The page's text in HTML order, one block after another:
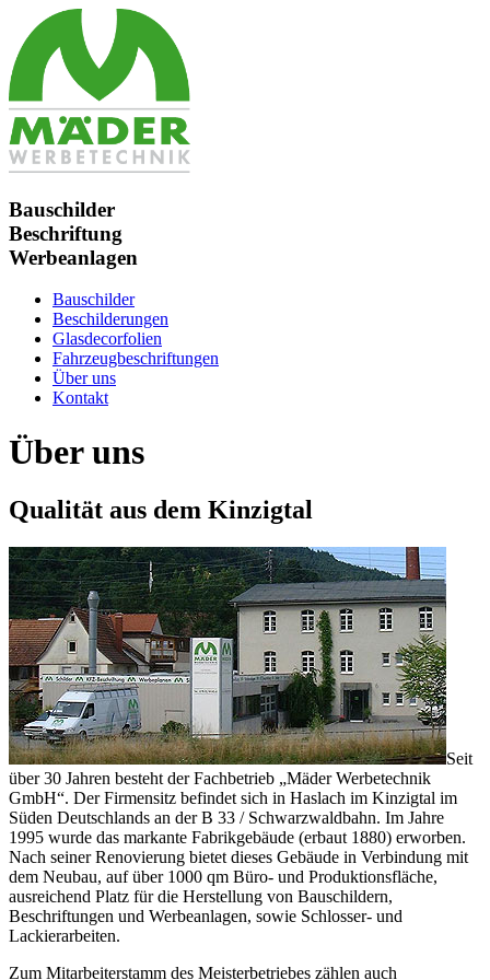
Bauschilder
Beschriftung
Werbeanlagen
Bauschilder
Beschilderungen
Glasdecorfolien
Fahrzeugbeschriftungen
Über uns
Kontakt
Über uns
Qualität aus dem Kinzigtal
Seit
über 30 Jahren besteht der Fachbetrieb „Mäder Werbetechnik
GmbH“. Der Firmensitz befindet sich in Haslach im Kinzigtal im
Süden Deutschlands an der B 33 / Schwarzwaldbahn. Im Jahre
1995 wurde das markante Fabrikgebäude (erbaut 1880) erworben.
Nach seiner Renovierung bietet dieses Gebäude in Verbindung mit
dem Neubau, auf über 1000 qm Büro- und Produktionsfläche,
ausreichend Platz für die Herstellung von Bauschildern,
Beschriftungen und Werbeanlagen, sowie Schlosser- und
Lackierarbeiten.
Zum Mitarbeiterstamm des Meisterbetriebes zählen auch